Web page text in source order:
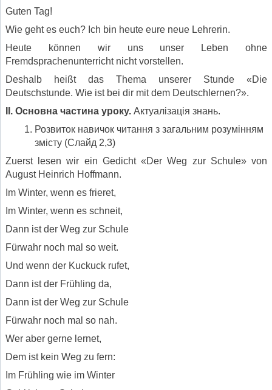
Guten Tag!
Wie geht es euch? Ich bin heute eure neue Lehrerin.
Heute können wir uns unser Leben ohne
Fremdsprachenunterricht nicht vorstellen.
Deshalb heißt das Thema unserer Stunde «Die
Deutschstunde. Wie ist bei dir mit dem Deutschlernen?».
ІІ. Основна частина уроку. Актуалізація знань.
Розвиток навичок читання з загальним розумінням
змісту (Слайд 2,3)
Zuerst lesen wir ein Gedicht «Der Weg zur Schule» von
August Heinrich Hoffmann.
Im Winter, wenn es frieret,
Im Winter, wenn es schneit,
Dann ist der Weg zur Schule
Fürwahr noch mal so weit.
Und wenn der Kuckuck rufet,
Dann ist der Frühling da,
Dann ist der Weg zur Schule
Fürwahr noch mal so nah.
Wer aber gerne lernet,
Dem ist kein Weg zu fern:
Im Frühling wie im Winter